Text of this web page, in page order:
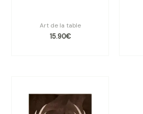
Art de la table
15.90€